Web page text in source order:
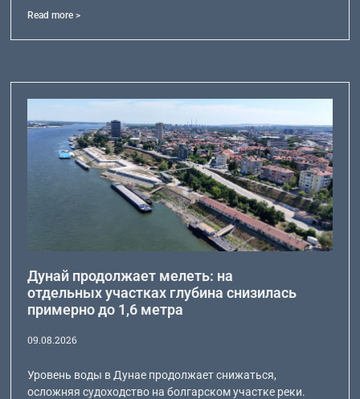
Read more >
Дунай продолжает мелеть: на
отдельных участках глубина снизилась
примерно до 1,6 метра
09.08.2026
Уровень воды в Дунае продолжает снижаться,
осложняя судоходство на болгарском участке реки.